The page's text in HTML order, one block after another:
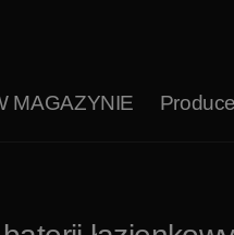
MAGAZYNIE